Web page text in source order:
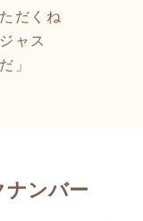
だくね
ャス
」
ナンバー